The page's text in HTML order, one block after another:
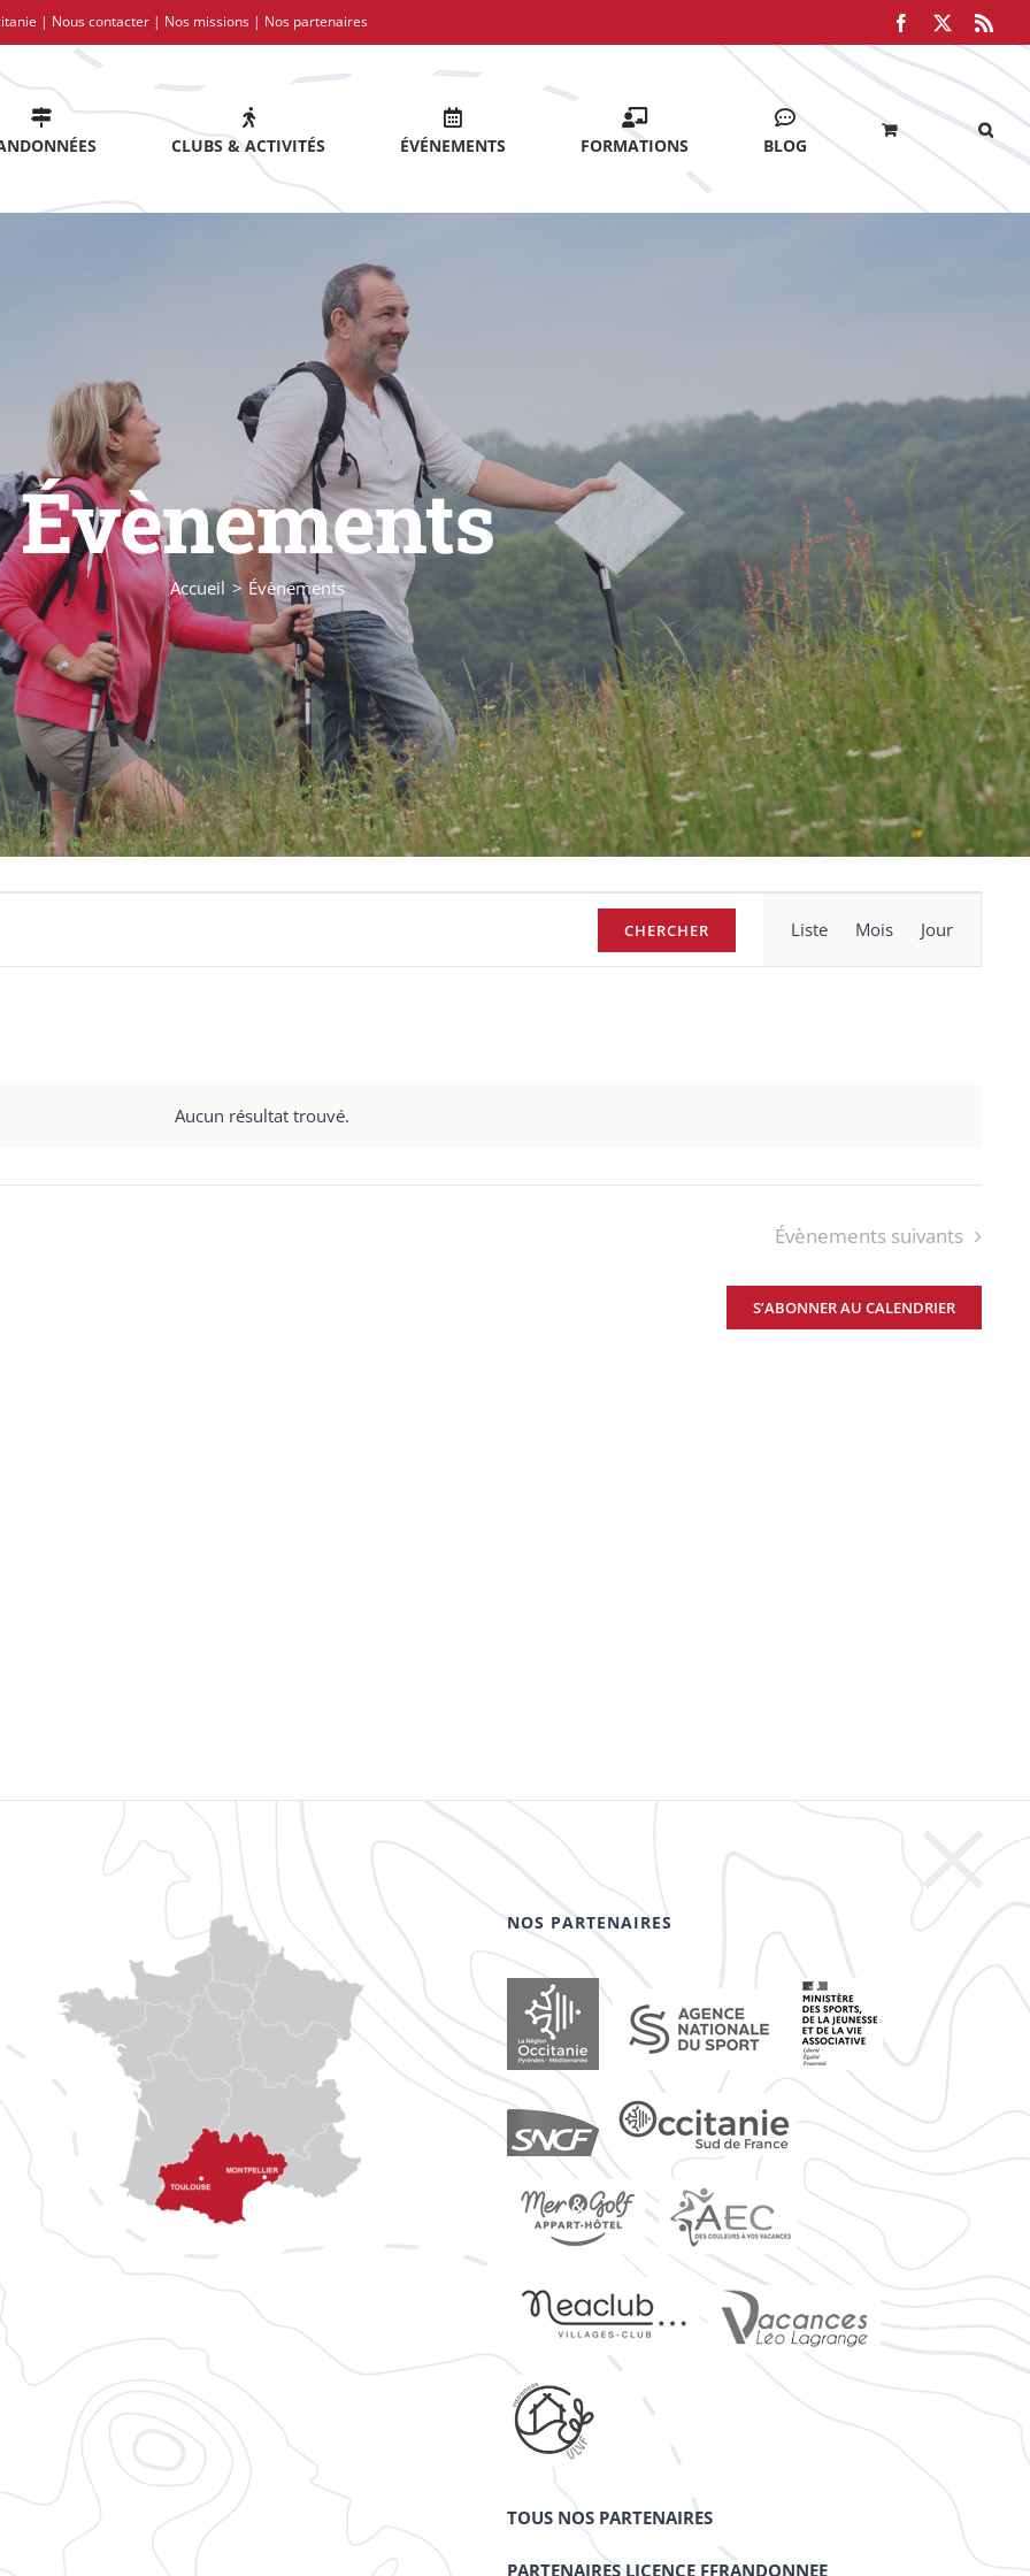
| Nous contacter | Nos missions | Nos partenaires Facebook
CLUBS & ACTIVITÉS ÉVÉNEMENTS FORMATIONS BLOG
Évènements
Accueil Évènements
Notice
Aucun résultat trouvé.
CHERCHER
de
Liste Mois Jour
Évènements suivants
S’ABONNER AU CALENDRIER
NOS PARTENAIRES
TOUS NOS PARTENAIRES
PARTENAIRES LICENCE FFRANDONNEE